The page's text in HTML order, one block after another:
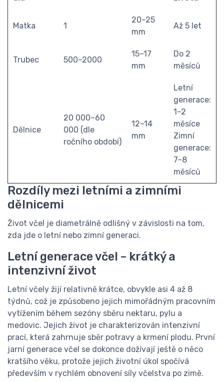
Matka 1
20–25
mm
Až 5 let
Trubec 500–2000
15–17
mm
Do 2
měsíců
Dělnice
20 000–60
000 (dle
ročního období)
12–14
mm
Letní
generace:
1–2
měsíce
Zimní
generace:
7–8
měsíců
Rozdíly mezi letními a zimními
dělnicemi
Život včel je diametrálně odlišný v závislosti na tom,
zda jde o letní nebo zimní generaci.
Letní generace včel – krátký a
intenzivní život
Letní včely žijí relativně krátce, obvykle asi 4 až 8
týdnů, což je způsobeno jejich mimořádným pracovním
vytížením během sezóny sběru nektaru, pylu a
medovic. Jejich život je charakterizován intenzivní
prací, která zahrnuje sběr potravy a krmení plodu. První
jarní generace včel se dokonce dožívají ještě o něco
kratšího věku, protože jejich životní úkol spočívá
především v rychlém obnovení síly včelstva po zimě.